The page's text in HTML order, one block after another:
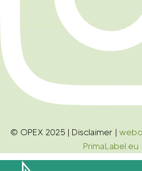
© OPEX 2025 | Disclaimer |
PrimaLabel.eu